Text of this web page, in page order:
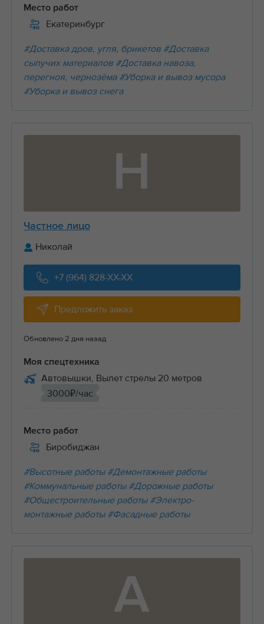
Место работ
Екатеринбург
#Доставка дров, угля, брикетов #Доставка
сыпучих материалов #Доставка навоза,
перегноя, чернозёма #Уборка и вывоз мусора
#Уборка и вывоз снега
Н
Частное лицо
Николай
+7 (964) 828-XX-XX
Предложить заказ
Обновлено 2 дня назад
Моя спецтехника
Автовышки, Вылет стрелы 20 метров
3000₽/час
Место работ
Биробиджан
#Высотные работы #Демонтажные работы
#Коммунальные работы #Дорожные работы
#Общестроительные работы #Электро-
монтажные работы #Фасадные работы
А